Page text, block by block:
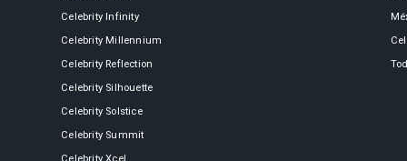
Celebrity Infinity
Celebrity Millennium
Celebrity Reflection
Celebrity Silhouette
Celebrity Solstice
Celebrity Summit
Celebrity Xcel